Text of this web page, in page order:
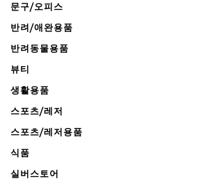
문구/오피스
반려/애완용품
반려동물용품
뷰티
생활용품
스포츠/레저
스포츠/레저용품
식품
실버스토어